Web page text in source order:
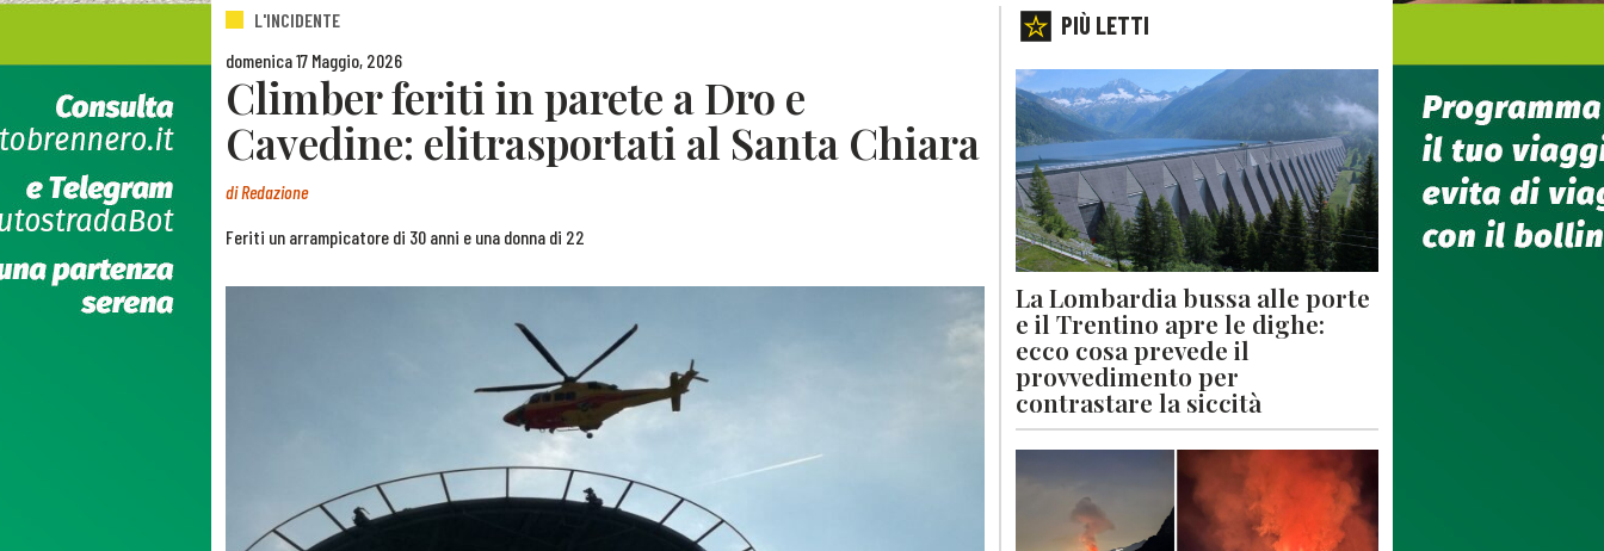
L'INCIDENTE
domenica 17 Maggio, 2026
Climber feriti in parete a Dro e
Cavedine: elitrasportati al Santa Chiara
diRedazione
Feriti un arrampicatore di 30 anni e una donna di 22
PIÙ LETTI
La Lombardia bussa alle porte
e il Trentino apre le dighe:
ecco cosa prevede il
provvedimento per
contrastare la siccità